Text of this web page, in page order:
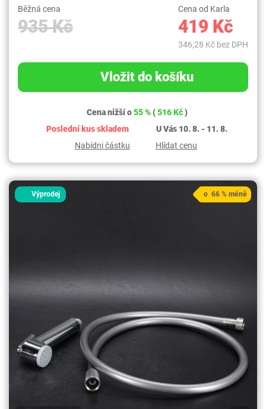
Běžná cena
935 Kč
Cena od Karla
419 Kč
346,28 Kč bez DPH
Vložit do košíku
Cena nižší o55 %(516 Kč)
Poslední kus skladem
U Vás 10. 8. - 11. 8.
Nabídni částku
Hlídat cenu
Výprodej o 66 % méně